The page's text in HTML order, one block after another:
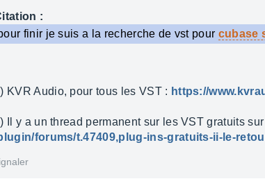
:
finir je suis a la recherche de vst pour cubase
KVR Audio, pour tous les VST : https://
Il y a un thread permanent sur les VST gratuits sur
forums/t.47409,plug-ins-gratuits-ii-le-